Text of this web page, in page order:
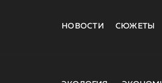
НОВОСТИ СЮЖЕТЫ